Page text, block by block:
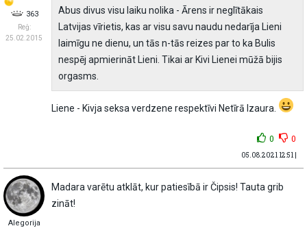
363
Reģ:
25.02.2015
Abus divus visu laiku nolika - Ārens ir neglītākais
Latvijas vīrietis, kas ar visu savu naudu nedarīja Lieni
laimīgu ne dienu, un tās n-tās reizes par to ka Bulis
nespēj apmierināt Lieni. Tikai ar Kivi Lienei mūžā bijis
orgasms.
Liene - Kivja seksa verdzene respektīvi Netīrā Izaura.
0 0
05.08.2021 12:51 |
Alegorija
Madara varētu atklāt, kur patiesībā ir Čipsis! Tauta grib
zināt!